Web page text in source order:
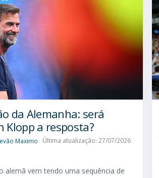
da Alemanha: será
Klopp a resposta?
Maximo Última atualização: 27/07/2026
alemã vem tendo uma sequência de